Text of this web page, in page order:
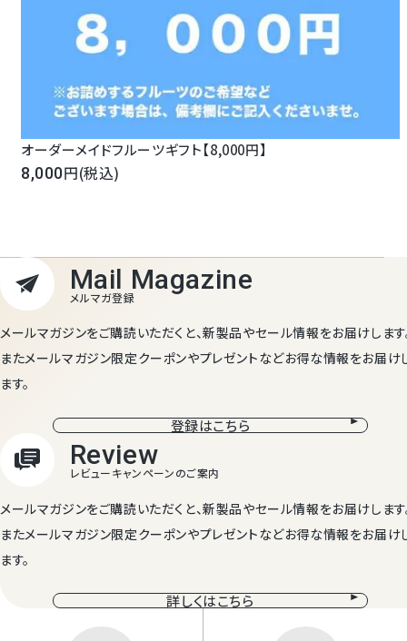
オーダーメイドフルーツギフト【8,000円】
8,000
(税込)
メールマガジンをご購読いただくと、新製品やセール情報をお届けします
またメールマガジン限定クーポンやプレゼントなどお得な情報をお届け
ます。
登録はこちら
メールマガジンをご購読いただくと、新製品やセール情報をお届けします
またメールマガジン限定クーポンやプレゼントなどお得な情報をお届け
ます。
詳しくはこちら